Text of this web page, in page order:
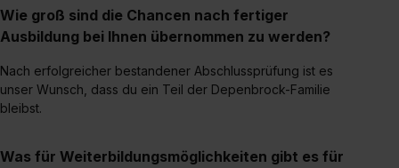
Einstellungen“ widerrufen. Weitere Informationen zu den
einzelnen Cookies findest du durch Klick auf „Details
Impressum
.
Wie groß sind die Chancen nach fertiger
Ausbildung bei Ihnen übernommen zu werden?
Nach erfolgreicher bestandener Abschlussprüfung ist es
unser Wunsch, dass du ein Teil der Depenbrock-Familie
bleibst.
Was für Weiterbildungsmöglichkeiten gibt es für